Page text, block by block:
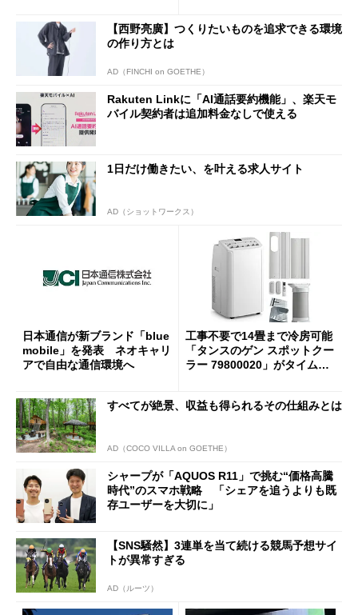
【西野亮廣】つくりたいものを追求できる環境
の作り方とは
AD（FINCHI on GOETHE）
Rakuten Linkに「AI通話要約機能」、楽天モ
バイル契約者は追加料金なしで使える
1日だけ働きたい、を叶える求人サイト
AD（ショットワークス）
日本通信が新ブランド「blue
mobile」を発表 ネオキャリ
アで自由な通信環境へ
工事不要で14畳まで冷房可能
「タンスのゲン スポットクー
ラー 79800020」がタイムセ
すべてが絶景、収益も得られるその仕組みとは
AD（COCO VILLA on GOETHE）
シャープが「AQUOS R11」で挑む“価格高騰
時代”のスマホ戦略 「シェアを追うよりも既
存ユーザーを大切に」
【SNS騒然】3連単を当て続ける競馬予想サイ
トが異常すぎる
AD（ルーツ）